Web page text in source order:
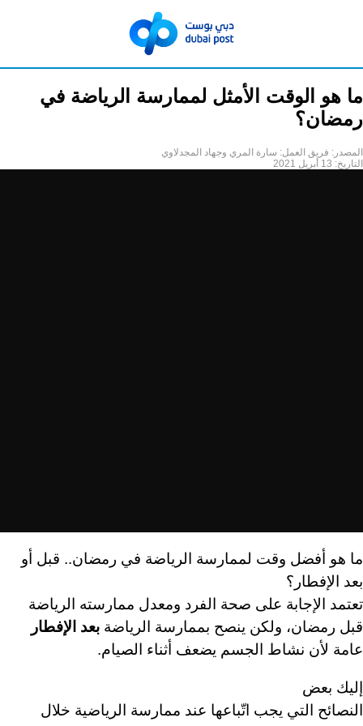
ما هو الوقت الأمثل لممارسة الرياضة في
رمضان؟
المصدر: فريق العمل: سارة المري وجهاد المجدلاوي
التاريخ: 13 أبريل 2021
ما هو أفضل وقت لممارسة الرياضة في رمضان.. قبل أو
بعد الإفطار؟
تعتمد الإجابة على صحة الفرد ومعدل ممارسته الرياضة
قبل رمضان، ولكن ينصح بممارسة الرياضة بعد الإفطار
عامة لأن نشاط الجسم يضعف أثناء الصيام.
إليك بعض
النصائح التي يجب اتّباعها عند ممارسة الرياضية خلال